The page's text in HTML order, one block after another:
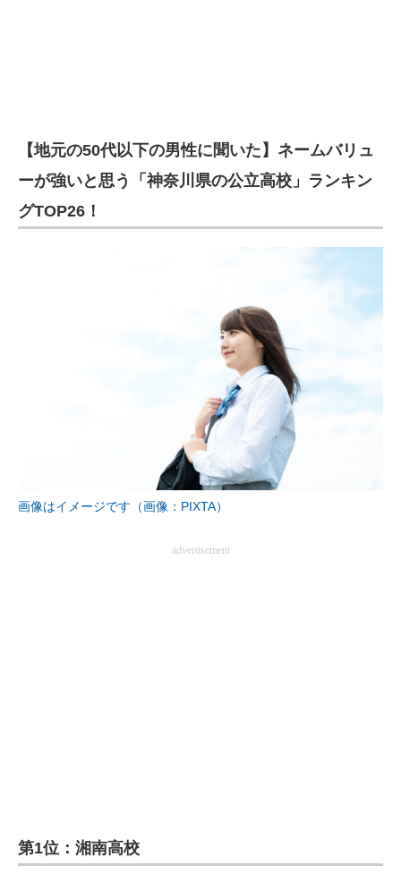
【地元の50代以下の男性に聞いた】ネームバリュ
ーが強いと思う「神奈川県の公立高校」ランキン
グTOP26！
画像はイメージです（画像：PIXTA）
advertisement
第1位：湘南高校